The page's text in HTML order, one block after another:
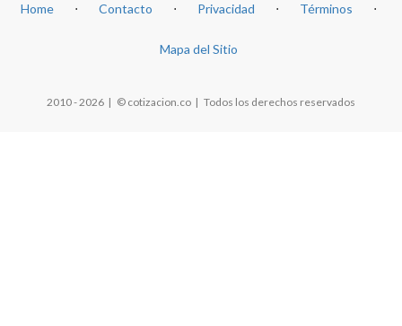
Home ⋅ Contacto ⋅ Privacidad ⋅ Términos ⋅
Mapa del Sitio
2010 - 2026 | © cotizacion.co | Todos los derechos reservados